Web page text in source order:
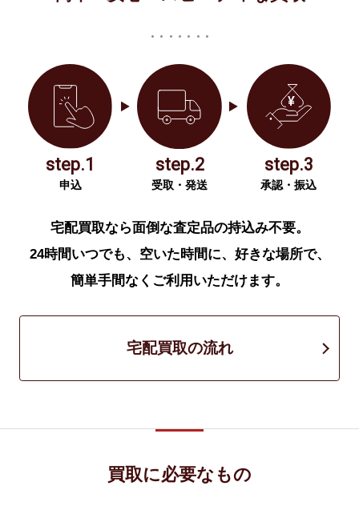
step.1
申込
step.2
受取・発送
step.3
承認・振込
宅配買取なら面倒な査定品の持込み不要。
24時間いつでも、空いた時間に、好きな場所で、
簡単手間なくご利用いただけます。
宅配買取の流れ
買取に必要なもの